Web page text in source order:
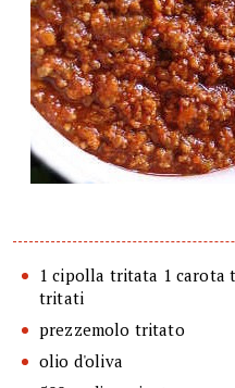
1 cipolla tritata 1 carota
tritati
prezzemolo tritato
olio d'oliva